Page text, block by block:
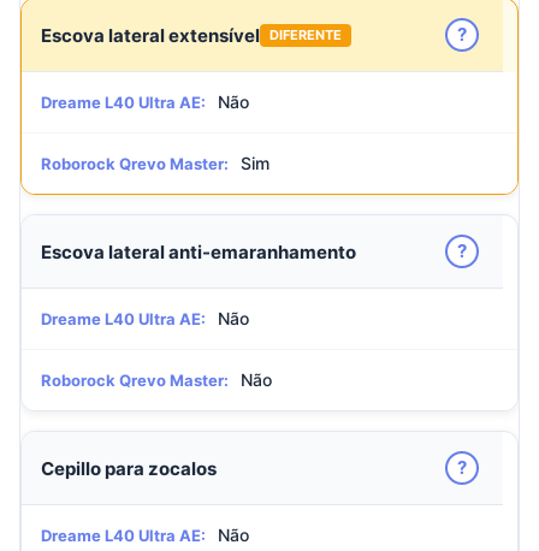
Escova lateral extensível DIFERENTE ?
Dreame L40 Ultra AE: Não
Roborock Qrevo Master: Sim
Escova lateral anti-emaranhamento ?
Dreame L40 Ultra AE: Não
Roborock Qrevo Master: Não
Cepillo para zocalos ?
Dreame L40 Ultra AE: Não